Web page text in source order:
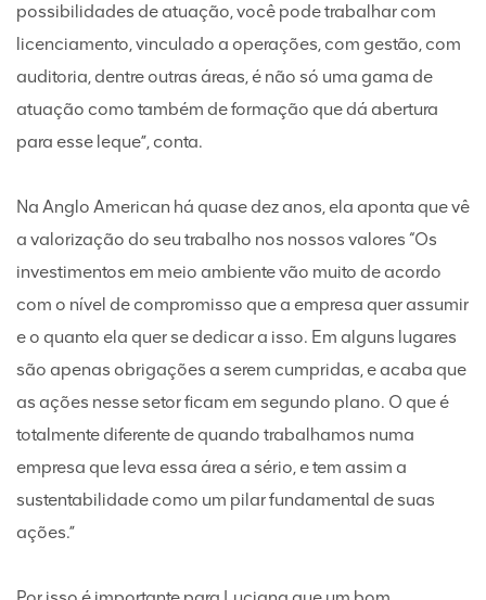
possibilidades de atuação, você pode trabalhar com
licenciamento, vinculado a operações, com gestão, com
auditoria, dentre outras áreas, é não só uma gama de
atuação como também de formação que dá abertura
para esse leque”, conta.
Na Anglo American há quase dez anos, ela aponta que vê
a valorização do seu trabalho nos nossos valores “Os
investimentos em meio ambiente vão muito de acordo
com o nível de compromisso que a empresa quer assumir
e o quanto ela quer se dedicar a isso. Em alguns lugares
são apenas obrigações a serem cumpridas, e acaba que
as ações nesse setor ficam em segundo plano. O que é
totalmente diferente de quando trabalhamos numa
empresa que leva essa área a sério, e tem assim a
sustentabilidade como um pilar fundamental de suas
ações.”